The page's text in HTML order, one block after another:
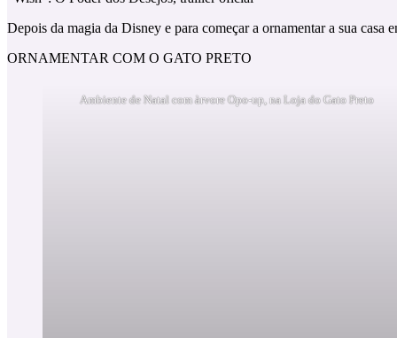
Depois da magia da Disney e para começar a ornamentar a sua
ORNAMENTAR COM O GATO PRETO
Ambiente de Natal com àrvore Opo-up, na Loja do Gato Preto